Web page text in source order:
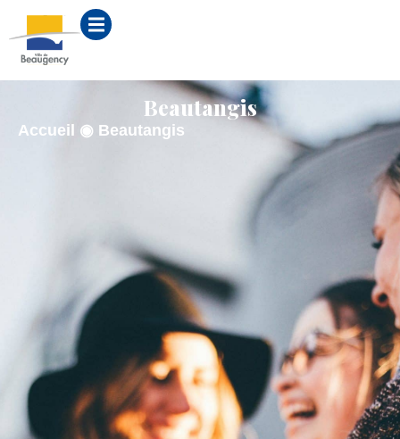
principal
Beautangis
Accueil ◉ Beautangis